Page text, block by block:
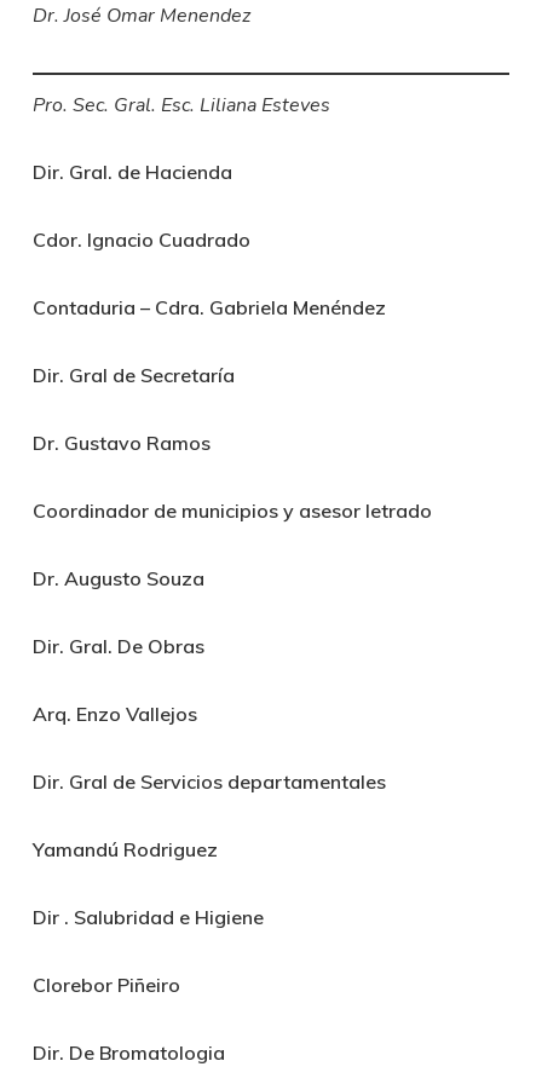
Dr. José Omar Menendez
Pro. Sec. Gral. Esc. Liliana Esteves
Dir. Gral. de Hacienda
Cdor. Ignacio Cuadrado
Contaduria – Cdra. Gabriela Menéndez
Dir. Gral de Secretaría
Dr. Gustavo Ramos
Coordinador de municipios y asesor letrado
Dr. Augusto Souza
Dir. Gral. De Obras
Arq. Enzo Vallejos
Dir. Gral de Servicios departamentales
Yamandú Rodriguez
Dir . Salubridad e Higiene
Clorebor Piñeiro
Dir. De Bromatologia